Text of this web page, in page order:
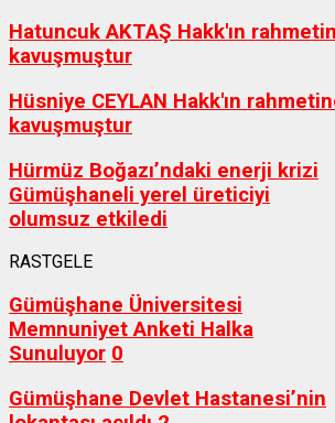
Hatuncuk AKTAŞ Hakk'ın
kavuşmuştur
Hüsniye CEYLAN Hakk'ın
kavuşmuştur
Hürmüz Boğazı’ndaki enerji krizi
Gümüşhaneli yerel üreticiyi
olumsuz etkiledi
RASTGELE
Gümüşhane Üniversitesi
Memnuniyet Anketi Halka
Sunuluyor 0
Gümüşhane Devlet Hastanesi’nin